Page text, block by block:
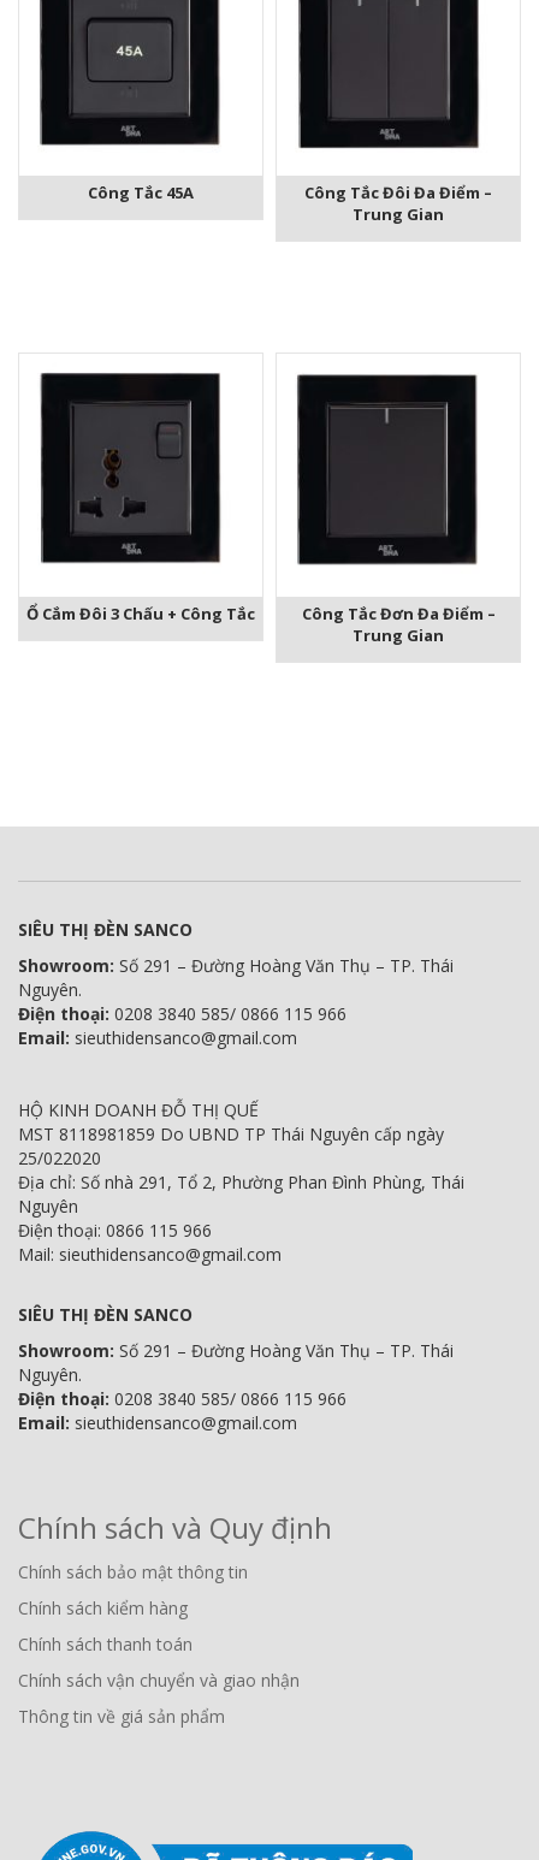
Công Tắc 45A
Công Tắc Đôi Đa Điểm –
Trung Gian
Ổ Cắm Đôi 3 Chấu + Công Tắc
Công Tắc Đơn Đa Điểm –
Trung Gian
SIÊU THỊ ĐÈN SANCO
Showroom: Số 291 – Đường Hoàng Văn Thụ – TP. Thái
Nguyên.
Điện thoại: 0208 3840 585/ 0866 115 966
Email: sieuthidensanco@gmail.com
HỘ KINH DOANH ĐỖ THỊ QUẾ
MST 8118981859 Do UBND TP Thái Nguyên cấp ngày
25/022020
Địa chỉ: Số nhà 291, Tổ 2, Phường Phan Đình Phùng, Thái
Nguyên
Điện thoại: 0866 115 966
Mail: sieuthidensanco@gmail.com
SIÊU THỊ ĐÈN SANCO
Showroom: Số 291 – Đường Hoàng Văn Thụ – TP. Thái
Nguyên.
Điện thoại: 0208 3840 585/ 0866 115 966
Email: sieuthidensanco@gmail.com
Chính sách và Quy định
Chính sách bảo mật thông tin
Chính sách kiểm hàng
Chính sách thanh toán
Chính sách vận chuyển và giao nhận
Thông tin về giá sản phẩm